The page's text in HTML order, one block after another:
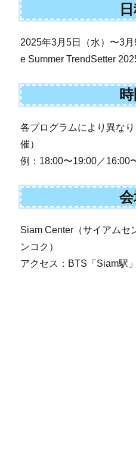
2025年3月5日（水）〜3
e Summer TrendSetter
各プログラムにより異な
催）
例：18:00〜19:00／16:00
Siam Center（サイアムセ
ンコク）
アクセス：BTS「Siam駅